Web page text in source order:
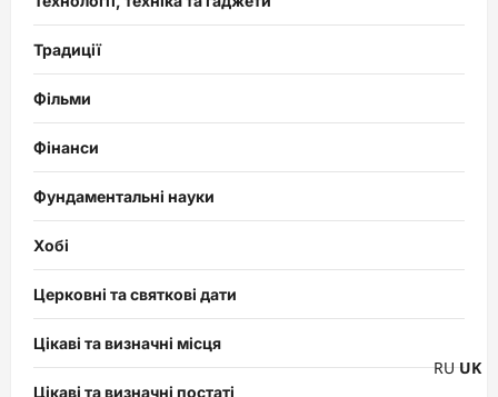
Традиції
Фільми
Фінанси
Фундаментальні науки
Хобі
Церковні та святкові дати
Цікаві та визначні місця
Цікаві та визначні постаті
RU UK